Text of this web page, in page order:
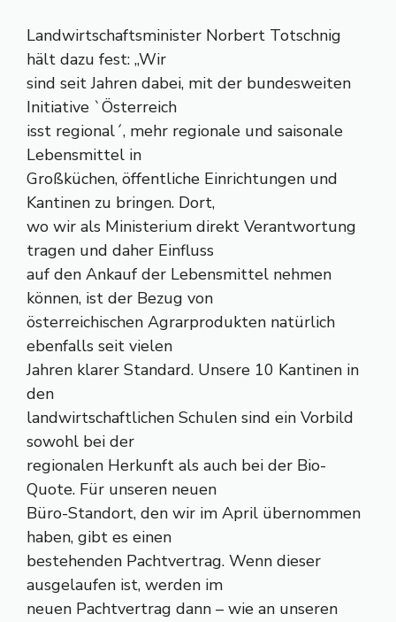
Landwirtschaftsminister Norbert Totschnig
hält dazu fest: „Wir
sind seit Jahren dabei, mit der bundesweiten
Initiative `Österreich
isst regional´, mehr regionale und saisonale
Lebensmittel in
Großküchen, öffentliche Einrichtungen und
Kantinen zu bringen. Dort,
wo wir als Ministerium direkt Verantwortung
tragen und daher Einfluss
auf den Ankauf der Lebensmittel nehmen
können, ist der Bezug von
österreichischen Agrarprodukten natürlich
ebenfalls seit vielen
Jahren klarer Standard. Unsere 10 Kantinen in
den
landwirtschaftlichen Schulen sind ein Vorbild
sowohl bei der
regionalen Herkunft als auch bei der Bio-
Quote. Für unseren neuen
Büro-Standort, den wir im April übernommen
haben, gibt es einen
bestehenden Pachtvertrag. Wenn dieser
ausgelaufen ist, werden im
neuen Pachtvertrag dann – wie an unseren